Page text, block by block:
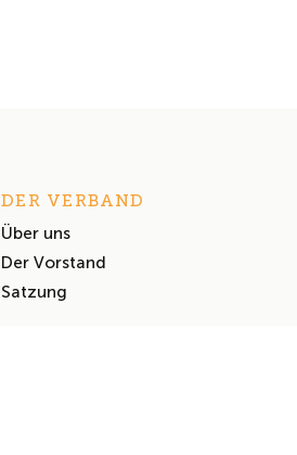
DER VERBAND
Über uns
Der Vorstand
Satzung